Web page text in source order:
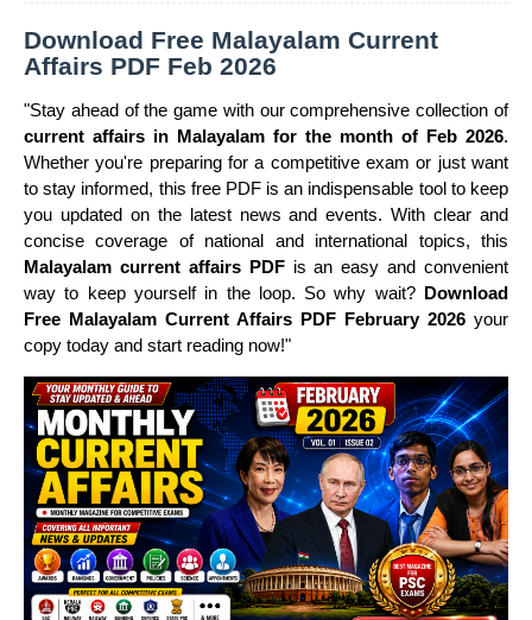
Download Free Malayalam Current
Affairs PDF Feb 2026
"Stay ahead of the game with our comprehensive collection of
current affairs in Malayalam for the month of Feb 2026.
Whether you're preparing for a competitive exam or just want
to stay informed, this free PDF is an indispensable tool to keep
you updated on the latest news and events. With clear and
concise coverage of national and international topics, this
Malayalam current affairs PDFis an easy and convenient
way to keep yourself in the loop. So why wait? Download
Free Malayalam Current Affairs PDF February 2026 your
copy today and start reading now!"